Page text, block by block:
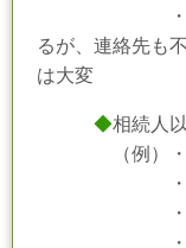
・兄弟姉妹
るが、連絡先も
は大変
◆相続人
（例）・内
・子の配
・お世話に
・慈善団